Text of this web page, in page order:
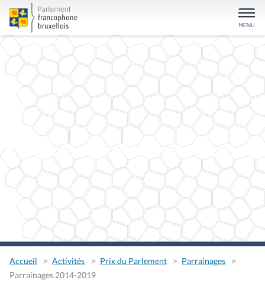
Accueil Activités Prix du Parlement
Parrainages
Parrainages 2014-2019